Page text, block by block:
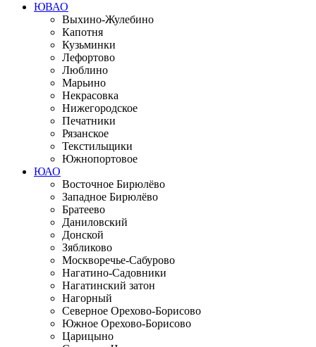
ЮВАО
Выхино-Жулебино
Капотня
Кузьминки
Лефортово
Люблино
Марьино
Некрасовка
Нижегородское
Печатники
Рязанское
Текстильщики
Южнопортовое
ЮАО
Восточное Бирюлёво
Западное Бирюлёво
Братеево
Даниловский
Донской
Зябликово
Москворечье-Сабурово
Нагатино-Садовники
Нагатинский затон
Нагорный
Северное Орехово-Борисово
Южное Орехово-Борисово
Царицыно